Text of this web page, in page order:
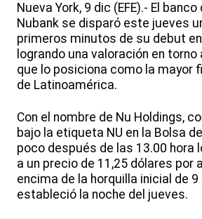
Nueva York, 9 dic (EFE).- El
Nubank se disparó este jueves
primeros minutos de su debut
logrando una valoración en
que lo posiciona como la mayor
de Latinoamérica.
Con el nombre de Nu Holdings,
bajo la etiqueta NU en la Bolsa
poco después de las 13.00 hora
a un precio de 11,25 dólares por
encima de la horquilla inicial de
estableció la noche del jueves.